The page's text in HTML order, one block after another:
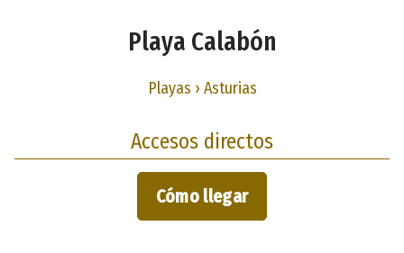
Playa Calabón
Playas › Asturias
Accesos directos
Cómo llegar